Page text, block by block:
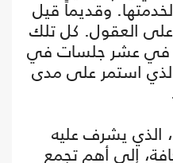
وقديماً قيل
العقول. كل تلك
في عشر جلسات في
الذي استمر على مدى
الذي يشرف عليه
إلى أهم تجمع